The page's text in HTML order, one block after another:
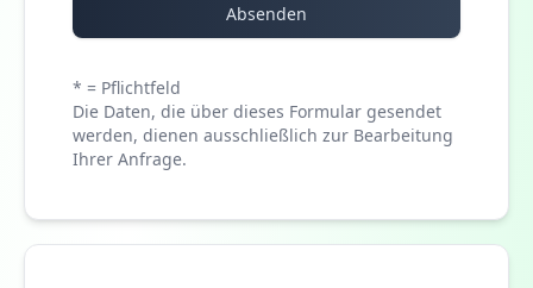
Absenden
* = Pflichtfeld
Die Daten, die über dieses Formular gesendet
werden, dienen ausschließlich zur Bearbeitung
Ihrer Anfrage.